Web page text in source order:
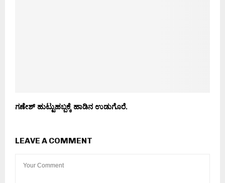
ಗಣೇಶ್ ಹುಟ್ಟುಹಬ್ಬಕ್ಕೆ ಹಾಡಿನ ಉಡುಗೊರೆ.
LEAVE A COMMENT